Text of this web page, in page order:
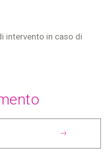
intervento in caso di